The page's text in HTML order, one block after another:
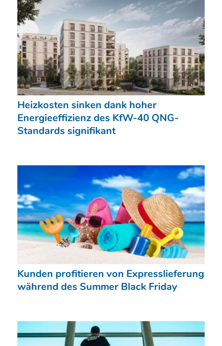
Heizkosten sinken dank hoher
Energieeffizienz des KfW-40 QNG-
Standards signifikant
Kunden profitieren von Expresslieferung
während des Summer Black Friday